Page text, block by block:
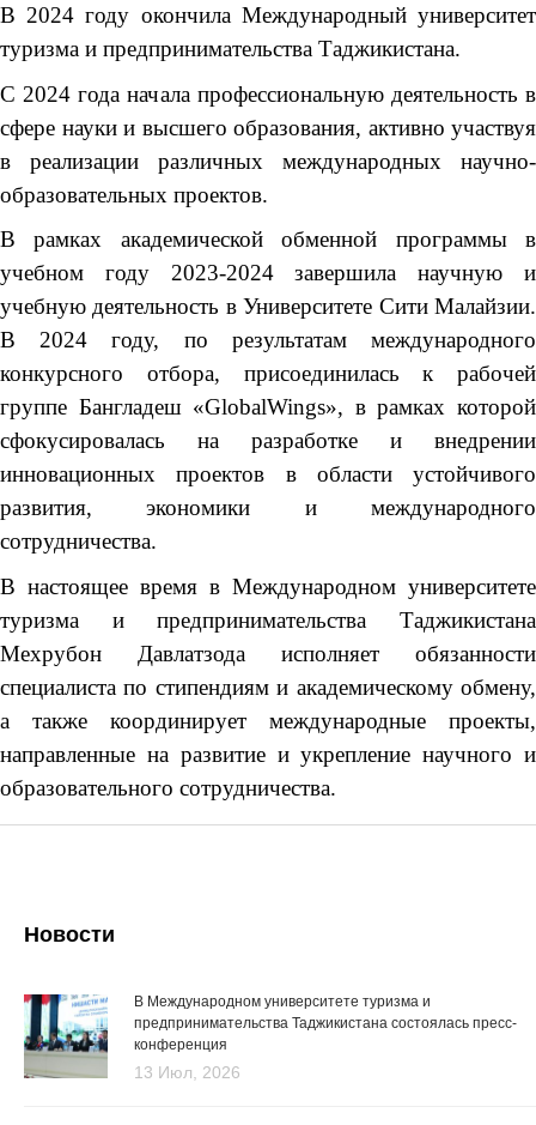
В 2024 году окончила Международный университет
туризма и предпринимательства Таджикистана.
С 2024 года начала профессиональную деятельность в
сфере науки и высшего образования, активно участвуя
в реализации различных международных научно-
образовательных проектов.
В рамках академической обменной программы в
учебном году 2023-2024 завершила научную и
учебную деятельность в Университете Сити Малайзии.
В 2024 году, по результатам международного
конкурсного отбора, присоединилась к рабочей
группе Бангладеш «GlobalWings», в рамках которой
сфокусировалась на разработке и внедрении
инновационных проектов в области устойчивого
развития, экономики и международного
сотрудничества.
В настоящее время в Международном университете
туризма и предпринимательства Таджикистана
Мехрубон Давлатзода исполняет обязанности
специалиста по стипендиям и академическому обмену,
а также координирует международные проекты,
направленные на развитие и укрепление научного и
образовательного сотрудничества.
Новости
В Международном университете туризма и
предпринимательства Таджикистана состоялась пресс-
конференция
13 Июл, 2026